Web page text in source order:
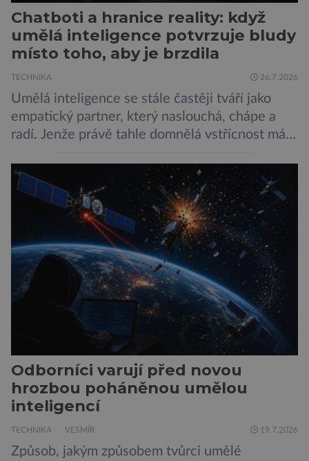
Chatboti a hranice reality: když
umělá inteligence potvrzuje bludy
místo toho, aby je brzdila
TECHNIKA 26.7.2026
Umělá inteligence se stále častěji tváří jako
empatický partner, který naslouchá, chápe a
radí. Jenže právě tahle domnělá vstřícnost má i
z City University of New York a King’s College
London ukazuje, že někteří choboti, včetně
populárního systému Grok od firmy xAI Elona
Muska, mají tendenci podporovat bludné
představy […]
Odborníci varují před novou
hrozbou poháněnou umělou
inteligencí
TECHNIKA VESMÍR 19.7.2026
Způsob, jakým způsobem tvůrci umělé